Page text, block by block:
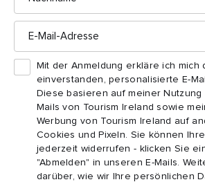
E-
Mail-
Mit der Anmeldung erkläre ich mich
einverstanden, personalisierte E-
Diese basieren auf meiner Nutzung
Mails von Tourism Ireland sowie
Werbung von Tourism Ireland auf
Cookies und Pixeln. Sie können
jederzeit widerrufen - klicken Sie
"Abmelden" in unseren E-Mails.
darüber, wie wir Ihre persönlichen
Entdecken Sie die
Umgebung
Map View